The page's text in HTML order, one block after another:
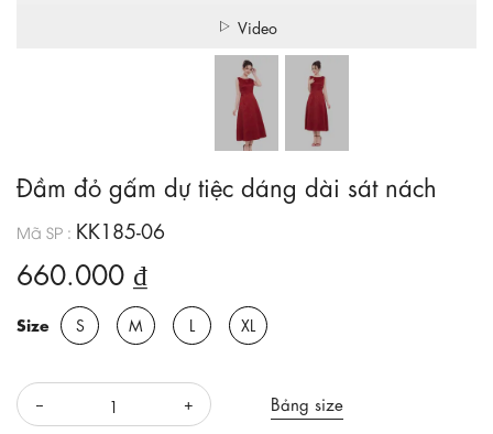
Video
Đầm đỏ gấm dự tiệc dáng dài sát nách
Mã SP : KK185-06
660.000 ₫
Size S M L XL
Bảng size